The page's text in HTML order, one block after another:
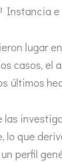
Instancia
lugar
casos,
últimos
las
lo que
perfil